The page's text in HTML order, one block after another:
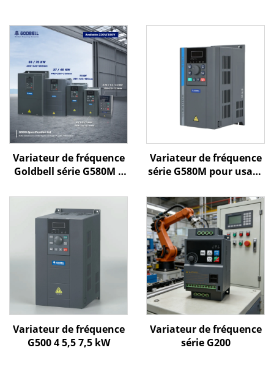
Variateur de fréquence
Goldbell série G580M |
Commande V/f et
commande vectorielle |
Variateur de fréquence
certifié CE
Variateur de fréquence
série G580M pour usage
Variateur de fréquence
G500 4 5,5 7,5 kW
Variateur de fréquence
série G200